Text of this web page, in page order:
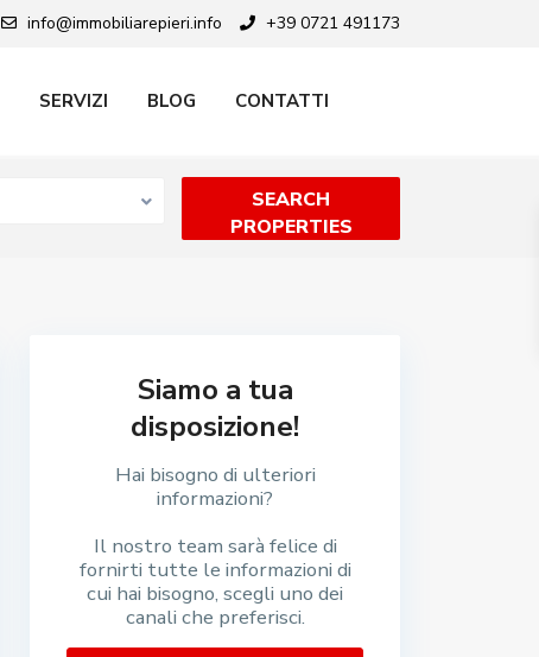
info@immobiliarepieri.info +39 0721 491173
SERVIZI BLOG
CONTATTI
Siamo a tua
disposizione!
Hai bisogno di ulteriori
informazioni?
Il nostro team sarà felice di
fornirti tutte le informazioni di
cui hai bisogno, scegli uno dei
canali che preferisci.